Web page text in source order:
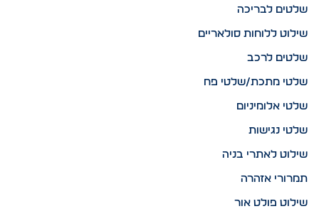
שלטים לבריכה
שילוט ללוחות סולאריים
שלטים לרכב
שלטי מתכת/שלטי פח
שלטי אלומיניום
שלטי נגישות
שילוט לאתרי בניה
תמרורי אזהרה
שילוט פולט אור